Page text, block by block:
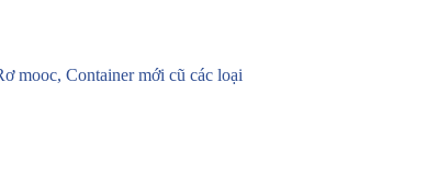
mooc, Container mới cũ các loại